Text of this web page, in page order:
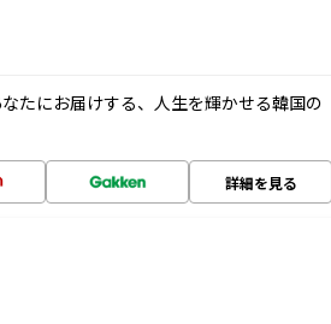
たにお届けする、人生を輝かせる韓国の
詳細を見る